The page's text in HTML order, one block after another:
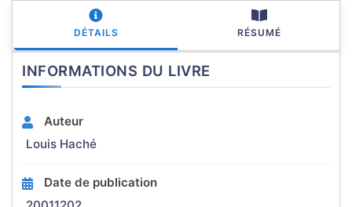
DÉTAILS RÉSUMÉ
INFORMATIONS DU LIVRE
Auteur
Louis Haché
Date de publication